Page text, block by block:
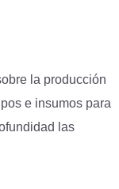
la producción
e insumos para
las